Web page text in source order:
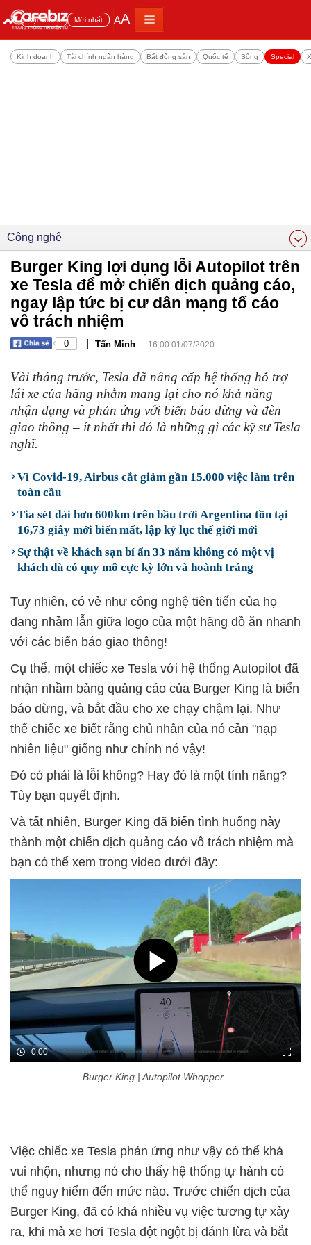
Đọc nhiều Mới nhất AA
Kinh doanh Tài chính ngân hàng Bất động sản Quốc tế Sống Special
Công nghệ
Burger King lợi dụng lỗi Autopilot trên
xe Tesla để mở chiến dịch quảng cáo,
ngay lập tức bị cư dân mạng tố cáo
vô trách nhiệm
0 | Tấn Minh | 16:00 01/07/2020
Vài tháng trước, Tesla đã nâng cấp hệ thống hỗ trợ
lái xe của hãng nhằm mang lại cho nó khả năng
nhận dạng và phản ứng với biển báo dừng và đèn
giao thông – ít nhất thì đó là những gì các kỹ sư Tesla
nghĩ.
Vì Covid-19, Airbus cắt giảm gần 15.000 việc làm trên
toàn cầu
Tia sét dài hơn 600km trên bầu trời Argentina tồn tại
16,73 giây mới biến mất, lập kỷ lục thế giới mới
Sự thật về khách sạn bí ẩn 33 năm không có một vị
khách dù có quy mô cực kỳ lớn và hoành tráng
Tuy nhiên, có vẻ như công nghệ tiên tiến của họ
đang nhầm lẫn giữa logo của một hãng đồ ăn nhanh
với các biển báo giao thông!
Cụ thể, một chiếc xe Tesla với hệ thống Autopilot đã
nhận nhầm bảng quảng cáo của Burger King là biển
báo dừng, và bắt đầu cho xe chạy chậm lại. Như
thể chiếc xe biết rằng chủ nhân của nó cần "nạp
nhiên liệu" giống như chính nó vậy!
Đó có phải là lỗi không? Hay đó là một tính năng?
Tùy bạn quyết định.
Và tất nhiên, Burger King đã biến tình huống này
thành một chiến dịch quảng cáo vô trách nhiệm mà
bạn có thể xem trong video dưới đây:
0:00
Burger King | Autopilot Whopper
Việc chiếc xe Tesla phản ứng như vậy có thể khá
vui nhộn, nhưng nó cho thấy hệ thống tự hành có
thể nguy hiểm đến mức nào. Trước chiến dịch của
Burger King, đã có khá nhiều vụ việc tương tự xảy
ra, khi mà xe hơi Tesla đột ngột bị đánh lừa và bắt